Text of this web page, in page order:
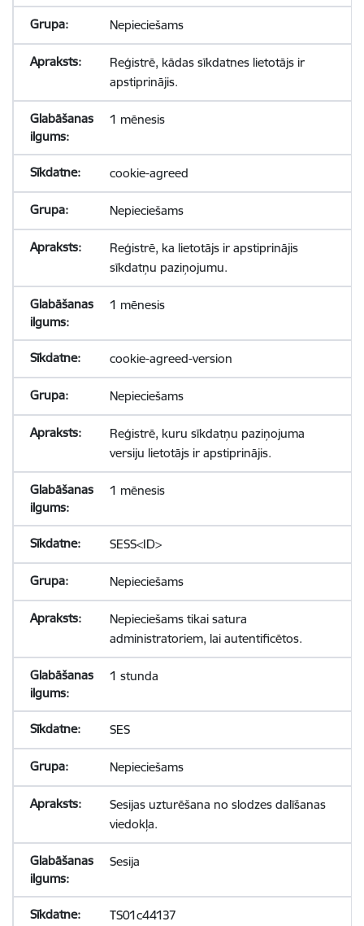
Nepieciešams
Reģistrē, kādas sīkdatnes lietotājs ir
apstiprinājis.
1 mēnesis
cookie-agreed
Nepieciešams
Reģistrē, ka lietotājs ir apstiprinājis
sīkdatņu paziņojumu.
1 mēnesis
cookie-agreed-version
Nepieciešams
Reģistrē, kuru sīkdatņu paziņojuma
versiju lietotājs ir apstiprinājis.
1 mēnesis
SESS<ID>
Nepieciešams
Nepieciešams tikai satura
administratoriem, lai autentificētos.
1 stunda
SES
Nepieciešams
Sesijas uzturēšana no slodzes dalīšanas
viedokļa.
Sesija
TS01c44137